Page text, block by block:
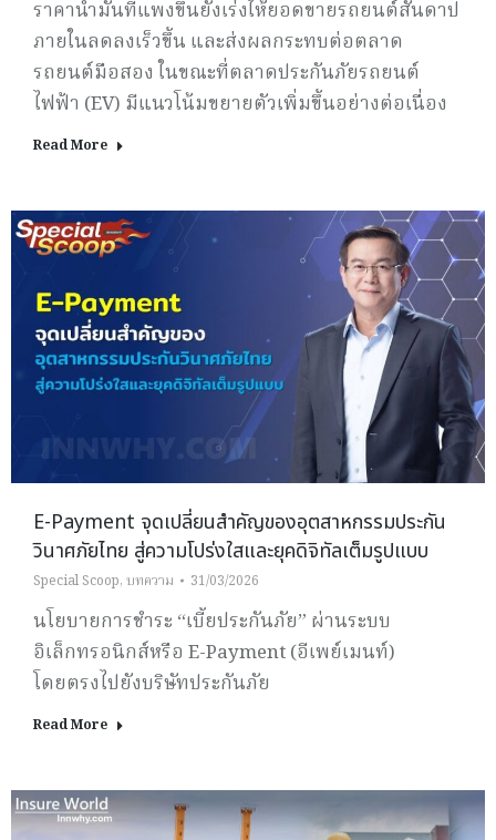
ราคาน้ำมันที่แพงขึ้นยังเร่งให้ยอดขายรถยนต์สันดาป
ภายในลดลงเร็วขึ้น และส่งผลกระทบต่อตลาด
รถยนต์มือสอง ในขณะที่ตลาดประกันภัยรถยนต์
ไฟฟ้า (EV) มีแนวโน้มขยายตัวเพิ่มขึ้นอย่างต่อเนื่อง
Read More
E-Payment จุดเปลี่ยนสำคัญของอุตสาหกรรมประกัน
วินาศภัยไทย สู่ความโปร่งใสและยุคดิจิทัลเต็มรูปแบบ
Special Scoop, บทความ 31/03/2026
นโยบายการชำระ “เบี้ยประกันภัย” ผ่านระบบ
อิเล็กทรอนิกส์หรือ E-Payment (อีเพย์เมนท์)
โดยตรงไปยังบริษัทประกันภัย
Read More